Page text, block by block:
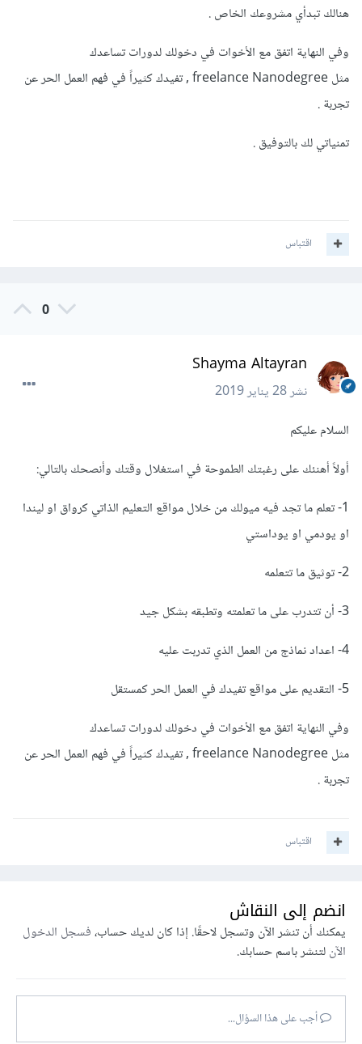
هنالك تبدأي مشروعك الخاص .
وفي النهاية اتفق مع الأخوات في دخولك لدورات تساعدك
مثل freelance Nanodegree , تفيدك كثيراً في فهم العمل الحر عن
تجربة .
تمنياتي لك بالتوفيق .
اقتباس
0
Shayma Altayran
نشر28 يناير 2019
السلام عليكم
أولاً أهنئك على رغبتك الطموحة في استغلال وقتك وأنصحك بالتالي:
1- تعلم ما تجد فيه ميولك من خلال مواقع التعليم الذاتي كرواق او ليندا
او يودمي او يوداستي
2- توثيق ما تتعلمه
3- أن تتدرب على ما تعلمته وتطبقه بشكل جيد
4- اعداد نماذج من العمل الذي تدربت عليه
5- التقديم على مواقع تفيدك في العمل الحر كمستقل
وفي النهاية اتفق مع الأخوات في دخولك لدورات تساعدك
مثل freelance Nanodegree , تفيدك كثيراً في فهم العمل الحر عن
تجربة .
اقتباس
انضم إلى النقاش
يمكنك أن تنشر الآن وتسجل لاحقًا. إذا كان لديك حساب،فسجل الدخول
الآنلتنشر باسم حسابك.
أجب على هذا السؤال...